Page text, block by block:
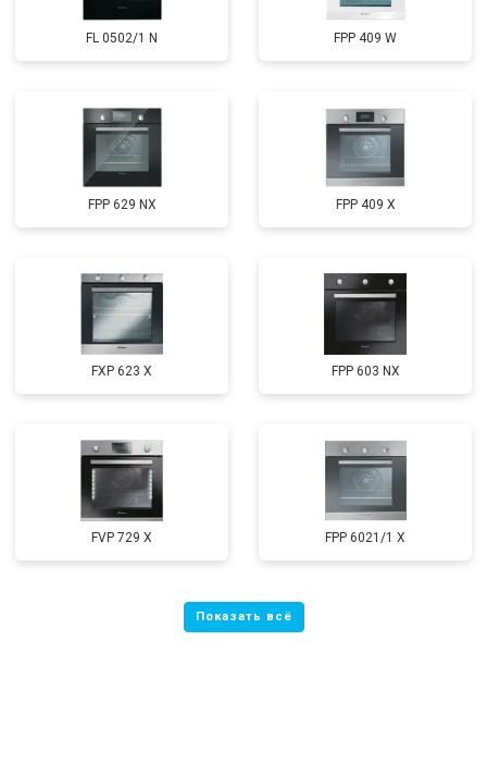
FL 0502/1 N FPP 409 W
FPP 629 NX FPP 409 X
FXP 623 X FPP 603 NX
FVP 729 X FPP 6021/1 X